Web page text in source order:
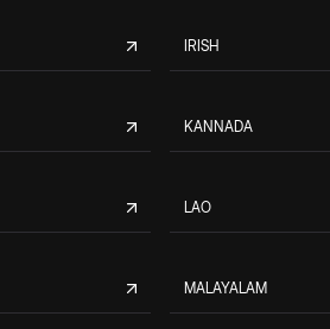
IRISH
KANNADA
LAO
MALAYALAM